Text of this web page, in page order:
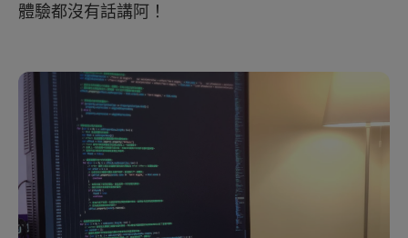
體驗都沒有話講阿！